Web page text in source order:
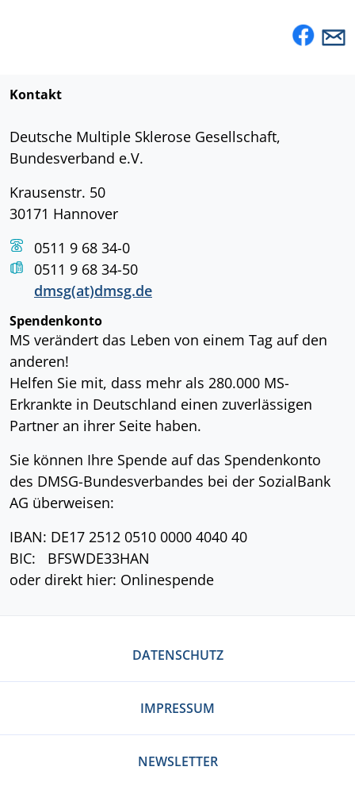
Kontakt
Deutsche Multiple Sklerose Gesellschaft,
Bundesverband e.V.
Krausenstr. 50
30171 Hannover
0511 9 68 34-0
0511 9 68 34-50
dmsg(at)dmsg.de
Spendenkonto
MS verändert das Leben von einem Tag auf den
anderen!
Helfen Sie mit, dass mehr als 280.000 MS-
Erkrankte in Deutschland einen zuverlässigen
Partner an ihrer Seite haben.
Sie können Ihre Spende auf das Spendenkonto
des DMSG-Bundesverbandes bei der SozialBank
AG überweisen:
IBAN: DE17 2512 0510 0000 4040 40
BIC: BFSWDE33HAN
oder direkt hier: Onlinespende
DATENSCHUTZ
IMPRESSUM
NEWSLETTER